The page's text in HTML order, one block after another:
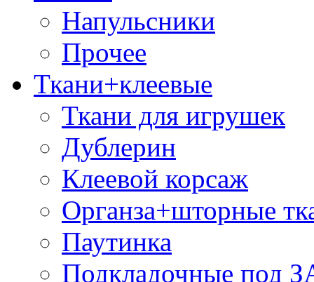
Напульсники
Прочее
Ткани+клеевые
Ткани для игрушек
Дублерин
Клеевой корсаж
Органза+шторные
Паутинка
Подкладочные под